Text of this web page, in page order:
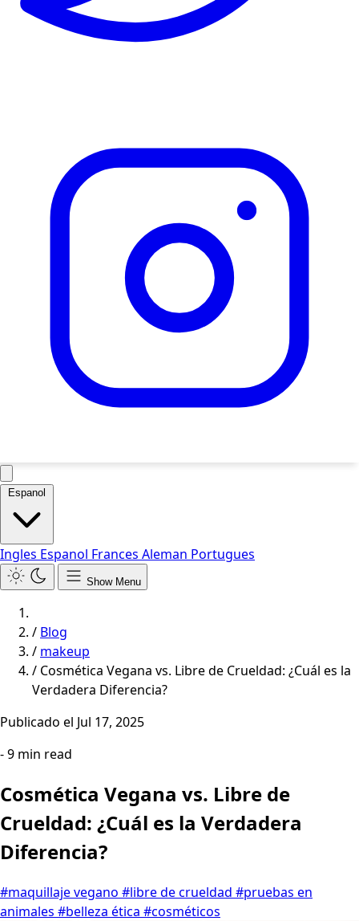
Espanol
Ingles Espanol Frances Aleman Portugues
Show Menu
/ Blog
/ makeup
/ Cosmética Vegana vs. Libre de Crueldad: ¿Cuál es la
Verdadera Diferencia?
Publicado el Jul 17, 2025
- 9 min read
Cosmética Vegana vs. Libre de
Crueldad: ¿Cuál es la Verdadera
Diferencia?
#maquillaje vegano #libre de crueldad #pruebas en
animales #belleza ética #cosméticos